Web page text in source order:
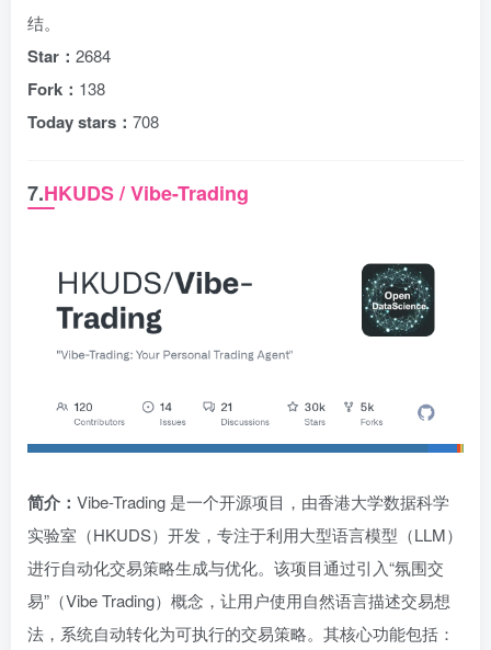
结。
Star： 2684
Fork： 138
Today stars： 708
7.HKUDS / Vibe-Trading
简介： Vibe-Trading 是一个开源项目，由香港大学数据科学
实验室（HKUDS）开发，专注于利用大型语言模型（LLM）
进行自动化交易策略生成与优化。该项目通过引入“氛围交
易”（Vibe Trading）概念，让用户使用自然语言描述交易想
法，系统自动转化为可执行的交易策略。其核心功能包括：